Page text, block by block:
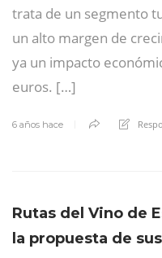
trata de un segmento
un alto margen de
ya un impacto
euros. […]
6 años hace
Rutas del Vino de
la propuesta de